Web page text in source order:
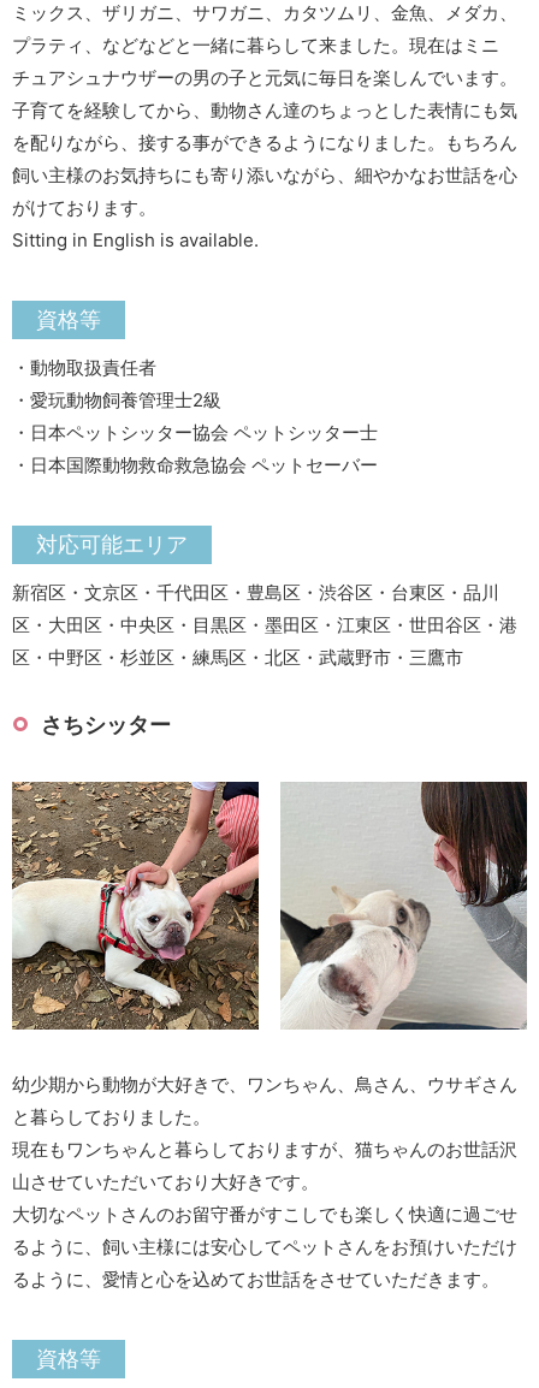
ミックス、ザリガニ、サワガニ、カタツムリ、金魚、メダカ、
プラティ、などなどと一緒に暮らして来ました。現在はミニ
チュアシュナウザーの男の子と元気に毎日を楽しんでいます。
子育てを経験してから、動物さん達のちょっとした表情にも気
を配りながら、接する事ができるようになりました。もちろん
飼い主様のお気持ちにも寄り添いながら、細やかなお世話を心
がけております。
Sitting in English is available.
資格等
・動物取扱責任者
・愛玩動物飼養管理士2級
・日本ペットシッター協会 ペットシッター士
・日本国際動物救命救急協会 ペットセーバー
対応可能エリア
新宿区・文京区・千代田区・豊島区・渋谷区・台東区・品川
区・大田区・中央区・目黒区・墨田区・江東区・世田谷区・港
区・中野区・杉並区・練馬区・北区・武蔵野市・三鷹市
さちシッター
幼少期から動物が大好きで、ワンちゃん、鳥さん、ウサギさん
と暮らしておりました。
現在もワンちゃんと暮らしておりますが、猫ちゃんのお世話沢
山させていただいており大好きです。
大切なペットさんのお留守番がすこしでも楽しく快適に過ごせ
るように、飼い主様には安心してペットさんをお預けいただけ
るように、愛情と心を込めてお世話をさせていただきます。
資格等